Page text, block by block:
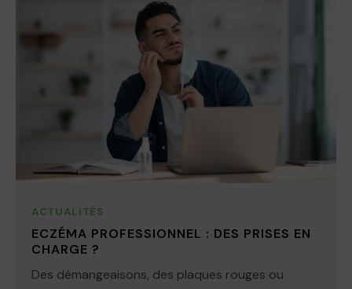
ACTUALITÉS
ECZÉMA PROFESSIONNEL : DES PRISES EN
CHARGE ?
Des démangeaisons, des plaques rouges ou